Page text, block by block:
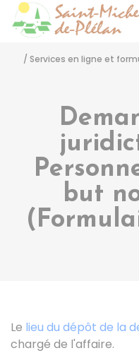
/ Services en ligne et
but
Le lieu du dépôt de la
chargé de l'affaire.